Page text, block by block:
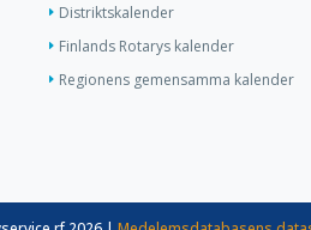
Distriktskalender
Finlands Rotarys kalender
Regionens gemensamma kalender